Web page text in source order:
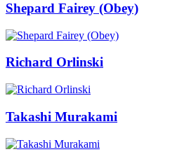
Shepard Fairey (Obey)
Richard Orlinski
Takashi Murakami